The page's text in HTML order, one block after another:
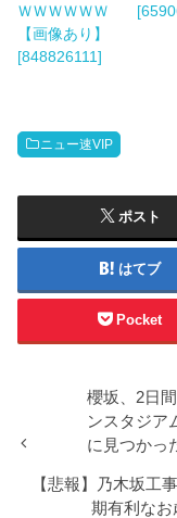
ＷＷＷＷＷＷ
【画像あり】
[848826111]
ニュー速VIP
ポスト
はてブ
Pocket
櫻坂、2日
ンスタジア
に見つかっ
【悲報】乃木坂工
期有利なお